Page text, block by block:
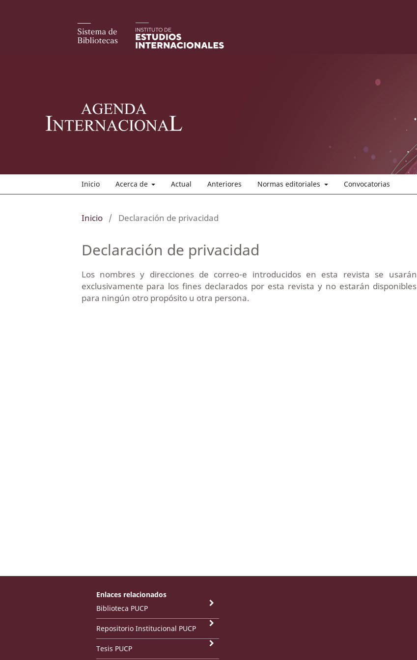
Inicio Acerca de Actual Anteriores Normas editoriales Convocatorias
Inicio / Declaración de privacidad
Declaración de privacidad
Los nombres y direcciones de correo-e introducidos en esta revista se usarán
exclusivamente para los fines declarados por esta revista y no estarán disponibles
para ningún otro propósito u otra persona.
Enlaces relacionados
Biblioteca PUCP
Repositorio Institucional PUCP
Tesis PUCP